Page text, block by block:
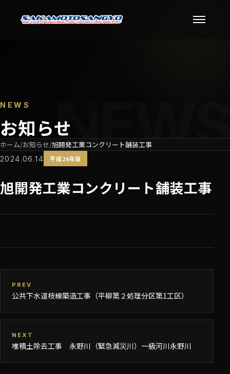
NEWS
お知らせ
ホーム お知らせ 旭開発工業コンクリート舗装工事
2024.06.14 平成26年度
旭開発工業コンクリート舗装工事
PREV
公共下水道枝線築造工事（平柳第２処理分区第1工区）
NEXT
堆積土除去工事 永野川（緊急減災川）一級河川永野川